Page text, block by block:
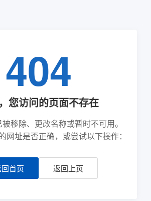
404
您访问的页面不存在
移除、更改名称或暂时不可用。
网址是否正确，或尝试以下操作：
首页 返回上页